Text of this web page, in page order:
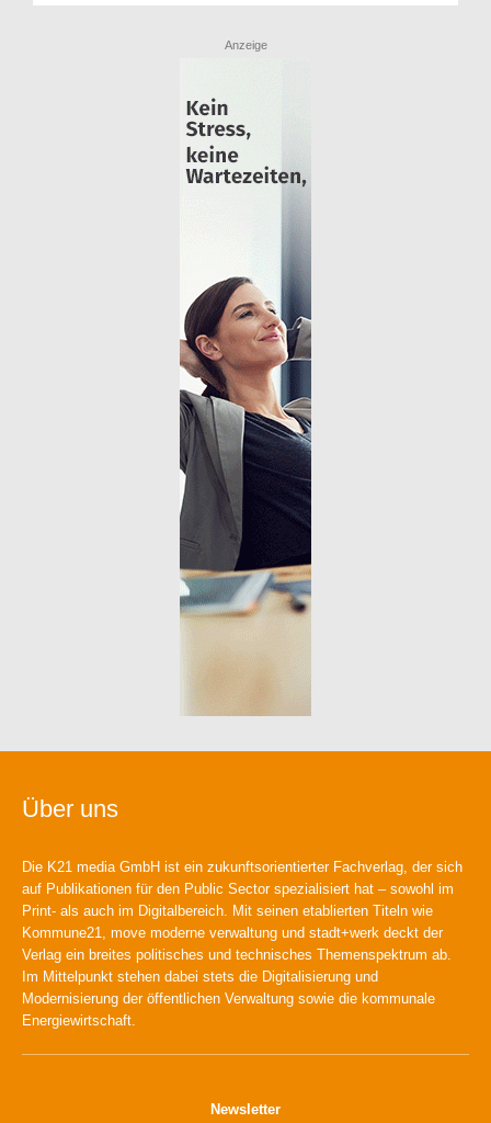
Anzeige
Über uns
Die K21 media GmbH ist ein zukunftsorientierter Fachverlag, der sich
auf Publikationen für den Public Sector spezialisiert hat – sowohl im
Print- als auch im Digitalbereich. Mit seinen etablierten Titeln wie
Kommune21, move moderne verwaltung und stadt+werk deckt der
Verlag ein breites politisches und technisches Themenspektrum ab.
Im Mittelpunkt stehen dabei stets die Digitalisierung und
Modernisierung der öffentlichen Verwaltung sowie die kommunale
Energiewirtschaft.
Newsletter